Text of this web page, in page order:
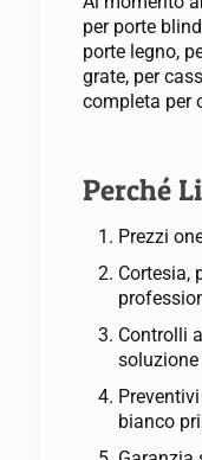
per porte
porte legno,
grate, per
completa per
Perché
Prezzi
Cortesia,
Controlli
bianco